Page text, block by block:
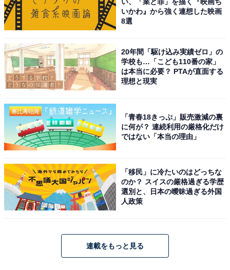
い、「業と罪」を描く『映画ち
いかわ』から強く連想した映画
8選
20年間「駆け込み実績ゼロ」の
学校も…「こども110番の家」
は本当に必要？ PTAが直面する
理想と現実
「青春18きっぷ」販売激減の裏
に何が？ 連続利用の厳格化だけ
ではない「本当の理由」
「移民」に冷たいのはどっちな
のか？ スイスの厳格過ぎる学歴
選別と、日本の曖昧過ぎる外国
人政策
連載をもっと見る